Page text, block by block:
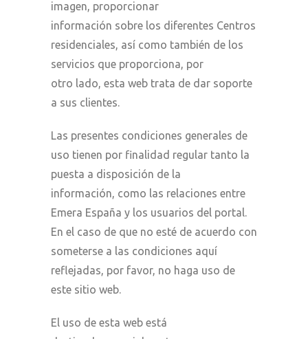
imagen, proporcionar
información sobre los diferentes Centros
residenciales, así como también de los
servicios que proporciona, por
otro lado, esta web trata de dar soporte
a sus clientes.
Las presentes condiciones generales de
uso tienen por finalidad regular tanto la
puesta a disposición de la
información, como las relaciones entre
Emera España y los usuarios del portal.
En el caso de que no esté de acuerdo con
someterse a las condiciones aquí
reflejadas, por favor, no haga uso de
este sitio web.
El uso de esta web está